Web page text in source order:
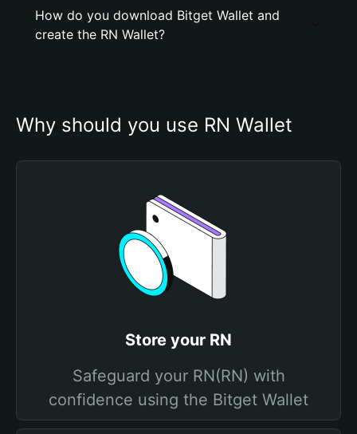
How do you download Bitget Wallet and
create the RN Wallet?
Why should you use RN Wallet
Store your RN
Safeguard your RN(RN) with
confidence using the Bitget Wallet